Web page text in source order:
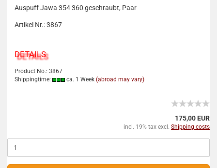
Auspuff Jawa 354 360 geschraubt, Paar
Artikel Nr.: 3867
DETAILS
Product No.: 3867
Shippingtime:
ca. 1 Week (abroad may vary)
175,00 EUR
incl. 19% tax excl. Shipping costs